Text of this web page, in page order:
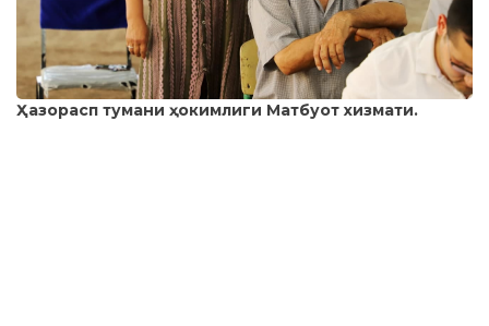
Ҳазорасп тумани ҳокимлиги Матбуот хизмати.